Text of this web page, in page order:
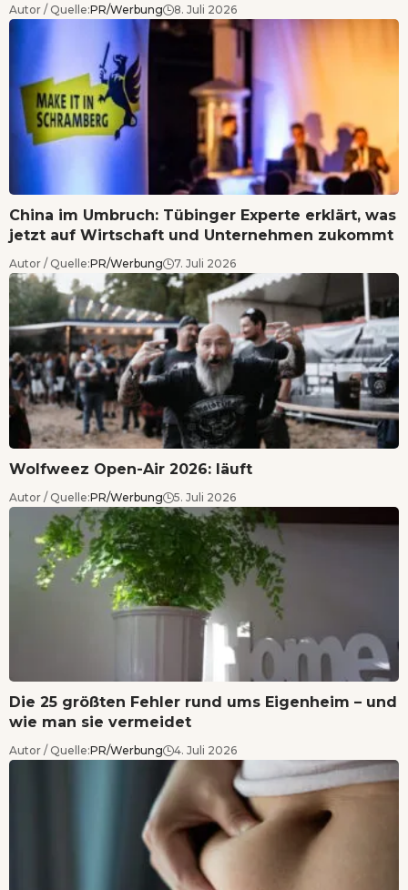
Autor / Quelle:PR/Werbung 8. Juli 2026
China im Umbruch: Tübinger Experte erklärt, was
jetzt auf Wirtschaft und Unternehmen zukommt
Autor / Quelle:PR/Werbung 7. Juli 2026
Wolfweez Open-Air 2026: läuft
Autor / Quelle:PR/Werbung 5. Juli 2026
Die 25 größten Fehler rund ums Eigenheim – und
wie man sie vermeidet
Autor / Quelle:PR/Werbung 4. Juli 2026